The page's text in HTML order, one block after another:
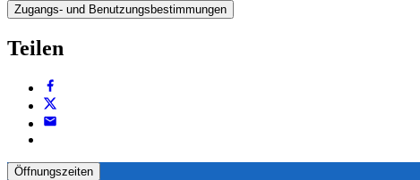
Zugangs- und Benutzungsbestimmungen
Teilen
Öffnungszeiten